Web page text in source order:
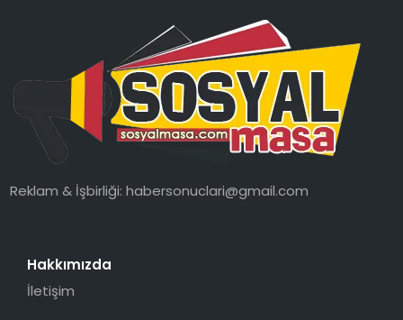
Reklam & İşbirliği:habersonuclari@gmail.com
Hakkımızda
İletişim